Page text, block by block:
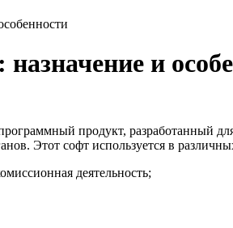
и
продукт, разработанный
Этот софт используется в
деятельность;